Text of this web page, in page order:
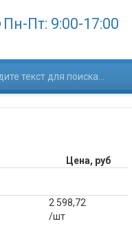
Пн-Пт: 9:00-17:00
Цена, руб
2 598,72
/шт